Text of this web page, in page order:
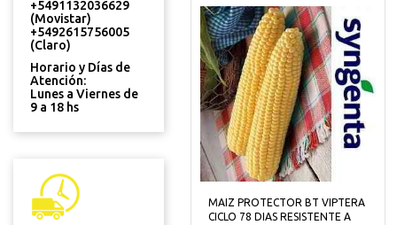
+5491132036629
(Movistar)
+5492615756005
(Claro)
Horario y Días de
Atención:
Lunes a Viernes de
9 a 18 hs
MAIZ PROTECTOR BT VIPTERA
CICLO 78 DIAS RESISTENTE A